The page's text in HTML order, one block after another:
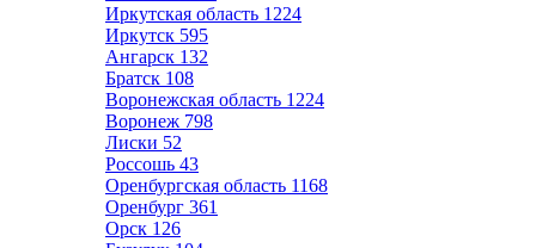
Иркутская область 1224
Иркутск 595
Ангарск 132
Братск 108
Воронежская область 1224
Воронеж 798
Лиски 52
Россошь 43
Оренбургская область 1168
Оренбург 361
Орск 126